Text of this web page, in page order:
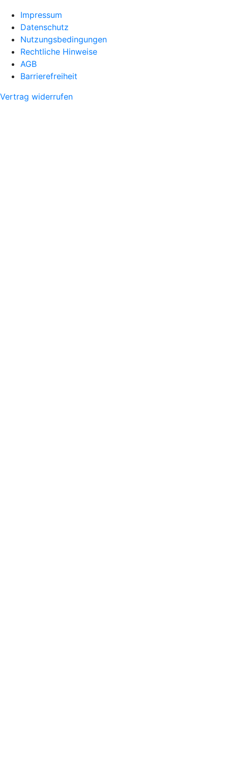
Impressum
Datenschutz
Nutzungsbedingungen
Rechtliche Hinweise
AGB
Barrierefreiheit
Vertrag widerrufen